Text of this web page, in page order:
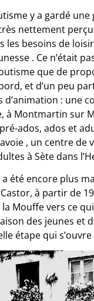
y a gardé une
nettement
les besoins de
. Ce n’était
que de
et d’un peu
d’animation : une
à Montmartin sur
ados, ados et
, un centre de
à Sète dans
été encore plus
à partir de
Mouffe vers ce
des jeunes et
étape qui